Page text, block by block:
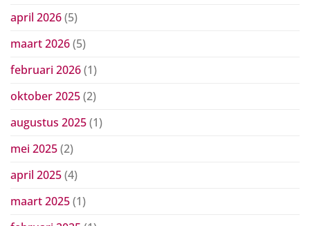
april 2026(5)
maart 2026(5)
februari 2026(1)
oktober 2025(2)
augustus 2025(1)
mei 2025(2)
april 2025(4)
maart 2025(1)